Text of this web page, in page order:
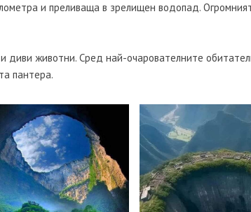
и преливаща в зрелищен водопад.
диви животни. Сред най-очарователните
пантера.